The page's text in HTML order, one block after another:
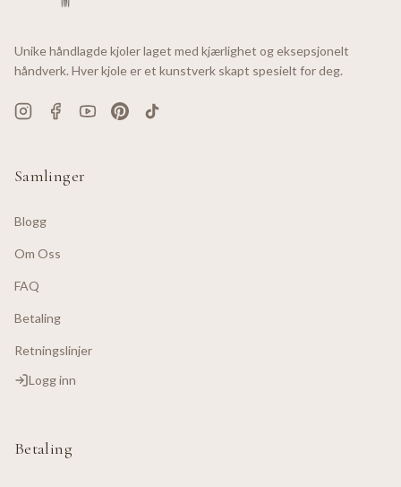
Unike håndlagde kjoler laget med kjærlighet og eksepsjonelt
håndverk. Hver kjole er et kunstverk skapt spesielt for deg.
Samlinger
Blogg
Om Oss
FAQ
Betaling
Retningslinjer
Logg inn
Betaling